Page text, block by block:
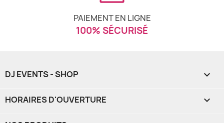
PAIEMENT EN LIGNE
100% SÉCURISÉ
DJ EVENTS - SHOP 
HORAIRES D'OUVERTURE 